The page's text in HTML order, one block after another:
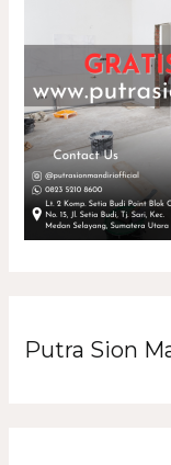
Putra Sion